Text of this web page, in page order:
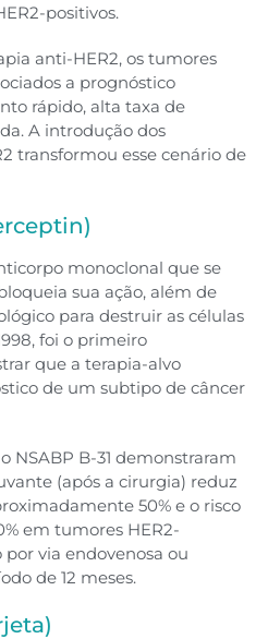
positivos.
anti-HER2, os tumores
a prognóstico
rápido, alta taxa de
A introdução dos
transformou esse cenário de
monoclonal que se
sua ação, além de
para destruir as células
foi o primeiro
que a terapia-alvo
de um subtipo de câncer
NSABP B-31 demonstraram
(após a cirurgia) reduz
50% e o risco
em tumores HER2-
via endovenosa ou
de 12 meses.